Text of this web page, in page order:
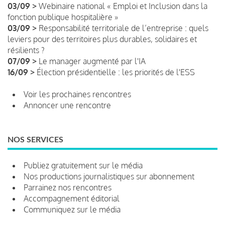
03/09 > Webinaire national « Emploi et Inclusion dans la
fonction publique hospitalière »
03/09 > Responsabilité territoriale de l’entreprise : quels
leviers pour des territoires plus durables, solidaires et
résilients ?
07/09 > Le manager augmenté par l'IA
16/09 > Élection présidentielle : les priorités de l'ESS
Voir les prochaines rencontres
Annoncer une rencontre
NOS SERVICES
Publiez gratuitement sur le média
Nos productions journalistiques sur abonnement
Parrainez nos rencontres
Accompagnement éditorial
Communiquez sur le média